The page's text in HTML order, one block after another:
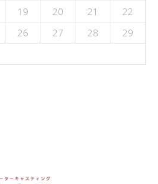
19 20 21
22
26 27 28
29